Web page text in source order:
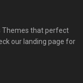
Themes that perfect
our landing page for